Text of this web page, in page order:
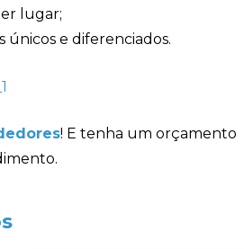
lugar;
únicos e diferenciados.
! E tenha um orçamento